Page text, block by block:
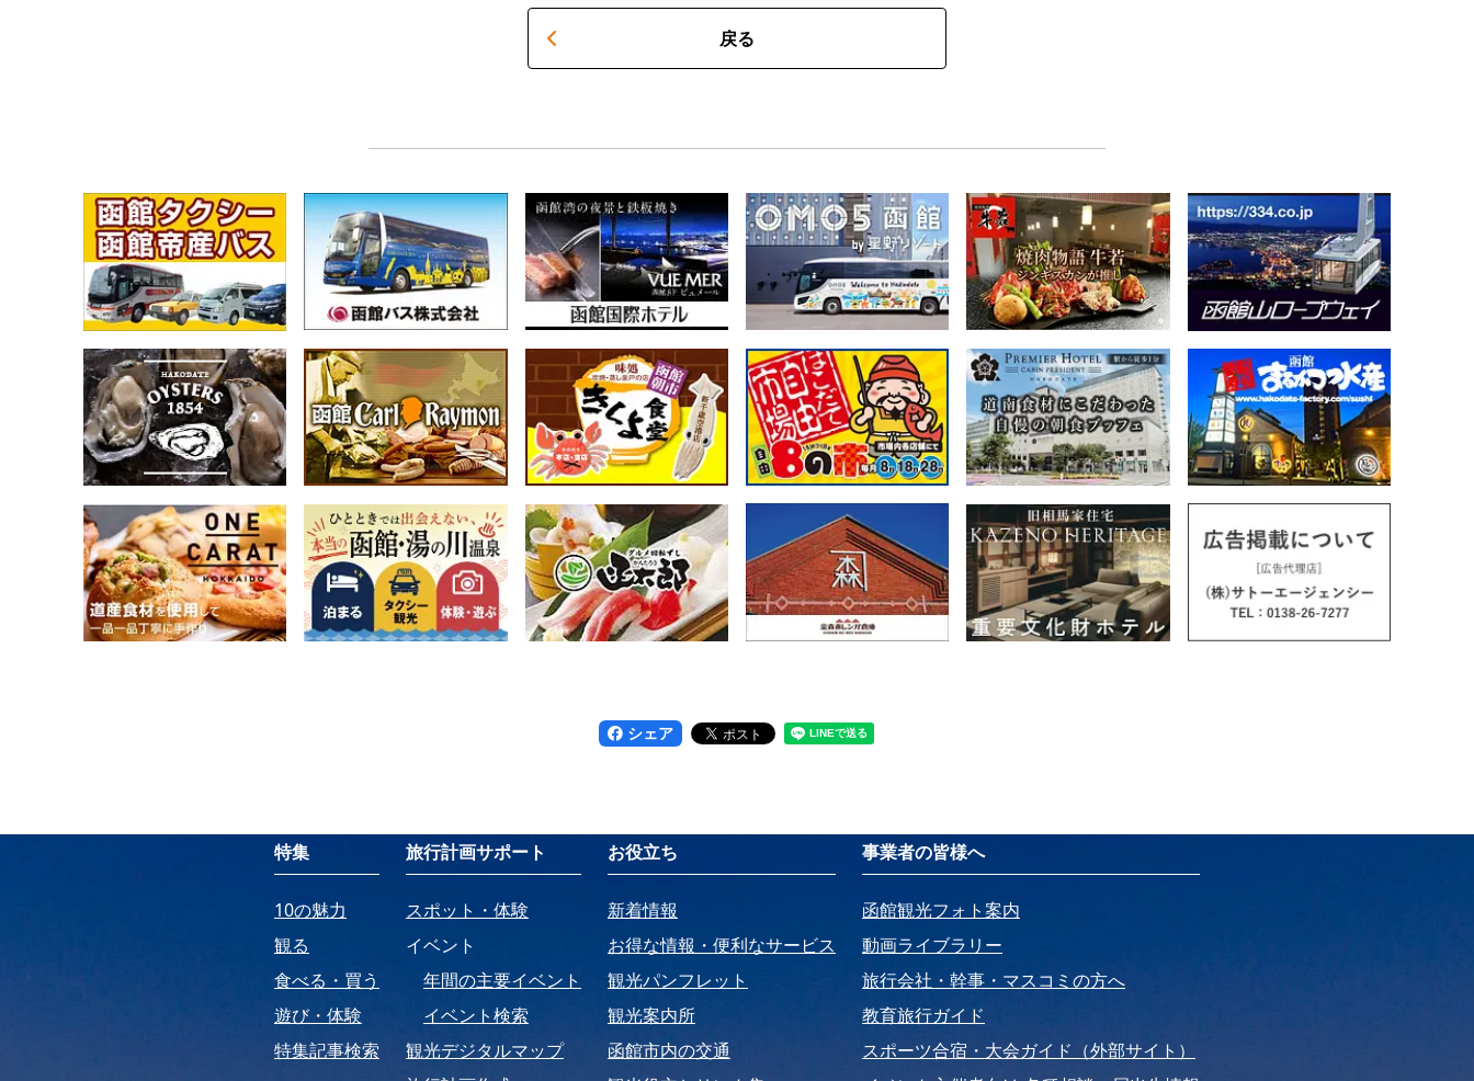
戻る
シェア
特集
10の魅力
観る
食べる・買う
遊び・体験
特集記事検索
旅行計画サポート
スポット・体験
イベント
年間の主要イベント
イベント検索
観光デジタルマップ
お役立ち
新着情報
お得な情報・便利なサービス
観光パンフレット
観光案内所
函館市内の交通
事業者の皆様へ
函館観光フォト案内
動画ライブラリー
旅行会社・幹事・マスコミの方へ
教育旅行ガイド
スポーツ合宿・大会ガイド（外部サイト）